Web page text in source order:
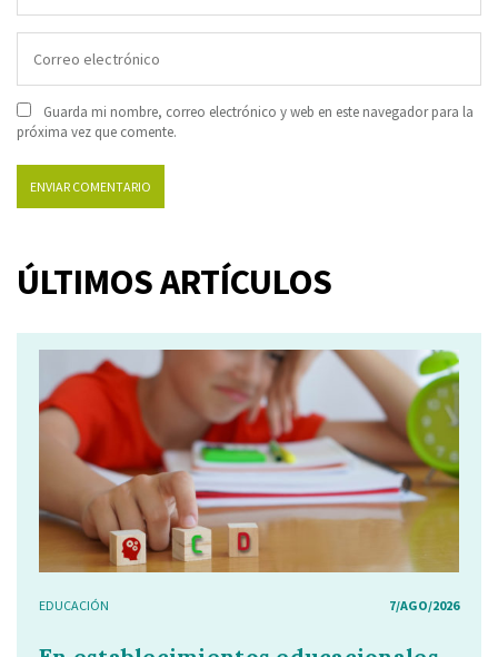
Guarda mi nombre, correo electrónico y web en este navegador para la
próxima vez que comente.
ÚLTIMOS ARTÍCULOS
EDUCACIÓN 7/AGO/2026